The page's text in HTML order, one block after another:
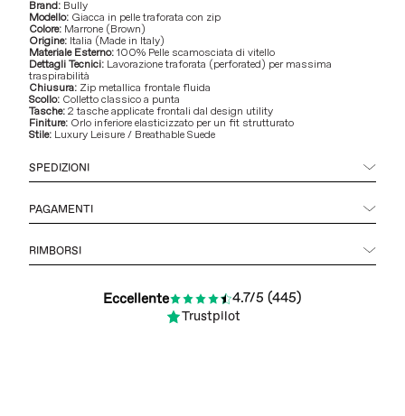
Brand: Bully
Modello: Giacca in pelle traforata con zip
Colore: Marrone (Brown)
Origine: Italia (Made in Italy)
Materiale Esterno: 100% Pelle scamosciata di vitello
Dettagli Tecnici: Lavorazione traforata (perforated) per massima
traspirabilità
Chiusura: Zip metallica frontale fluida
Scollo: Colletto classico a punta
Tasche: 2 tasche applicate frontali dal design utility
Finiture: Orlo inferiore elasticizzato per un fit strutturato
Stile: Luxury Leisure / Breathable Suede
SPEDIZIONI
PAGAMENTI
RIMBORSI
Eccellente 4.7/5 (445)
Trustpilot